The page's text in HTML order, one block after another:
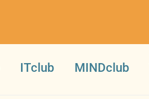
ITclub MINDclub